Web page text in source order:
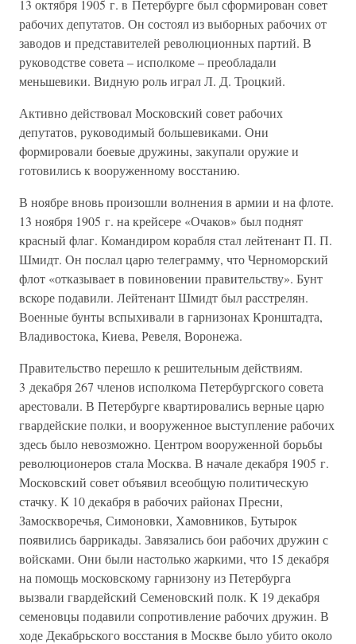
13 октября 1905 г. в Петербурге был сформирован совет
рабочих депутатов. Он состоял из выборных рабочих от
заводов и представителей революционных партий. В
руководстве совета – исполкоме – преобладали
меньшевики. Видную роль играл Л. Д. Троцкий.
Активно действовал Московский совет рабочих
депутатов, руководимый большевиками. Они
формировали боевые дружины, закупали оружие и
готовились к вооруженному восстанию.
В ноябре вновь произошли волнения в армии и на флоте.
13 ноября 1905 г. на крейсере «Очаков» был поднят
красный флаг. Командиром корабля стал лейтенант П. П.
Шмидт. Он послал царю телеграмму, что Черноморский
флот «отказывает в повиновении правительству». Бунт
вскоре подавили. Лейтенант Шмидт был расстрелян.
Военные бунты вспыхивали в гарнизонах Кронштадта,
Владивостока, Киева, Ревеля, Воронежа.
Правительство перешло к решительным действиям.
3 декабря 267 членов исполкома Петербургского совета
арестовали. В Петербурге квартировались верные царю
гвардейские полки, и вооруженное выступление рабочих
здесь было невозможно. Центром вооруженной борьбы
революционеров стала Москва. В начале декабря 1905 г.
Московский совет объявил всеобщую политическую
стачку. К 10 декабря в рабочих районах Пресни,
Замоскворечья, Симоновки, Хамовников, Бутырок
появились баррикады. Завязались бои рабочих дружин с
войсками. Они были настолько жаркими, что 15 декабря
на помощь московскому гарнизону из Петербурга
вызвали гвардейский Семеновский полк. К 19 декабря
семеновцы подавили сопротивление рабочих дружин. В
ходе Декабрьского восстания в Москве было убито около